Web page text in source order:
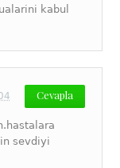
kabul
Cevapla
sevdiyi